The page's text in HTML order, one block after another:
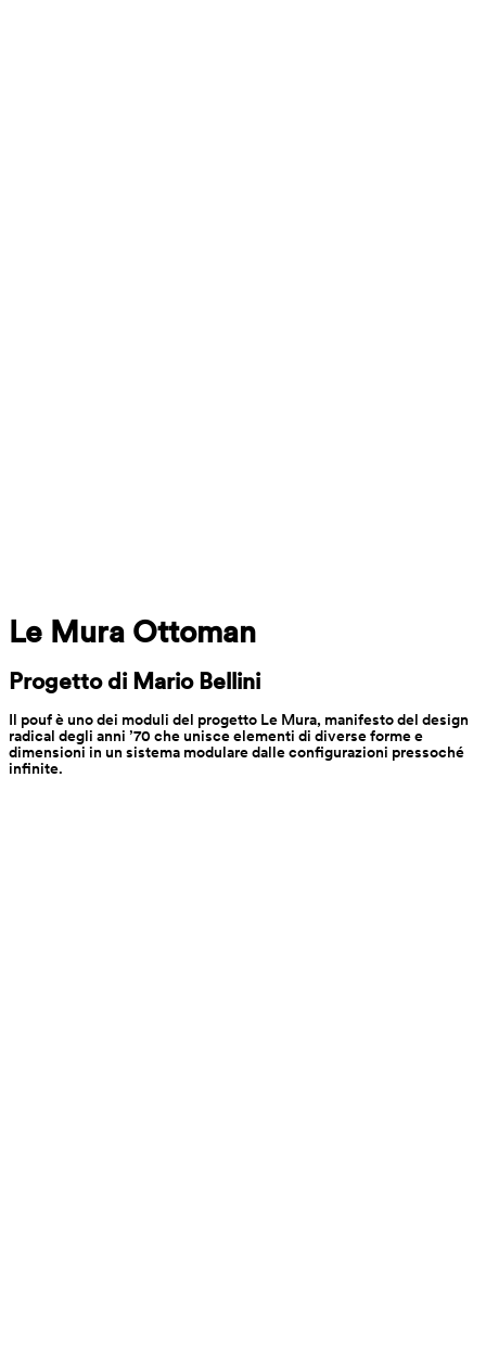
Le Mura Ottoman
Progetto di Mario Bellini
Il pouf è uno dei moduli del progetto Le Mura, manifesto del design
radical degli anni ’70 che unisce elementi di diverse forme e
dimensioni in un sistema modulare dalle configurazioni pressoché
infinite.